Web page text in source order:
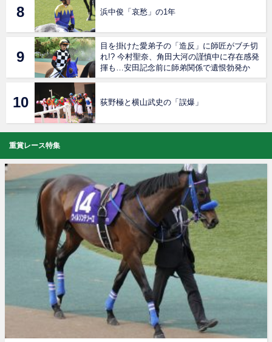
浜中俊「哀愁」の1年
目を掛けた愛弟子の「造反」に師匠がブチ切
れ!? 今村聖奈、角田大河の謹慎中に存在感発
揮も…安田記念前に師弟関係で遺恨勃発か
荻野極と横山武史の「誤爆」
重賞レース特集